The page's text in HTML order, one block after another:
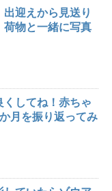
迎えから見送り
荷物と一緒に写真
くしてね！赤ちゃ
月を振り返ってみ